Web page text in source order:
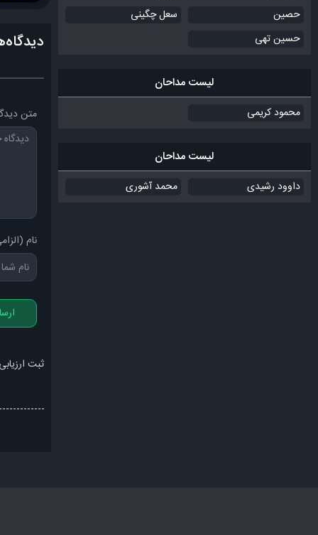
متن
نام
ثبت
حصین
سعل چگینی
حسین تهی
لیست مداحان
محمود کریمی
لیست مداحان
داوود رشیدی محمد آشوری